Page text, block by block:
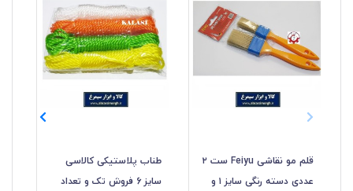
قلم مو نقاشی Feiyu ست ۲
عددی دسته رنگی سایز ۱ و
طناب پلاستیکی کالاسی
سایز 6 فروش تک و تعداد